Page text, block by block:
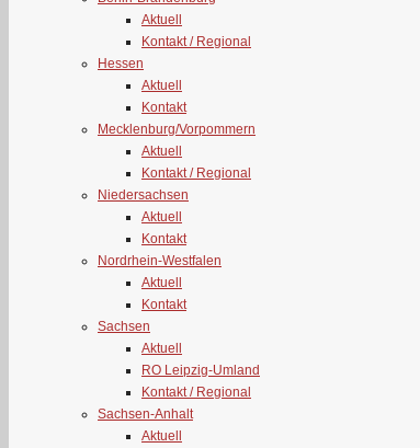
Aktuell
Kontakt / Regional
Hessen
Aktuell
Kontakt
Mecklenburg/Vorpommern
Aktuell
Kontakt / Regional
Niedersachsen
Aktuell
Kontakt
Nordrhein-Westfalen
Aktuell
Kontakt
Sachsen
Aktuell
RO Leipzig-Umland
Kontakt / Regional
Sachsen-Anhalt
Aktuell